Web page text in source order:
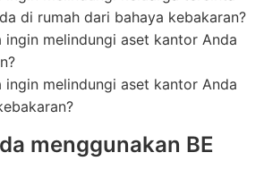
di rumah dari bahaya kebakaran?
ingin melindungi aset kantor Anda
ingin melindungi aset kantor Anda
menggunakan BE